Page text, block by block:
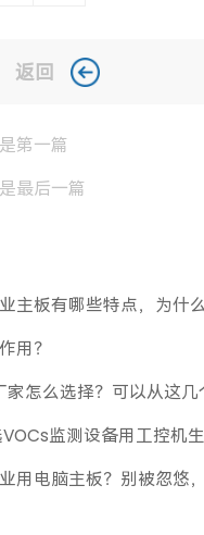
返回
第一篇
最后一篇
主板有哪些特点，为什
用？
家怎么选择？可以从这几
监测设备用工控机
用电脑主板？别被忽悠